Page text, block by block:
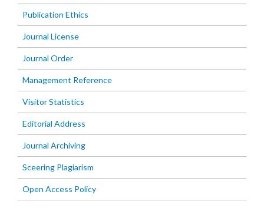
Publication Ethics
Journal License
Journal Order
Management Reference
Visitor Statistics
Editorial Address
Journal Archiving
Sceering Plagiarism
Open Access Policy